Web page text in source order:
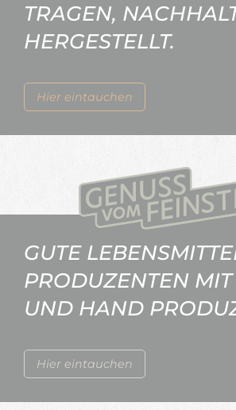
Hier eintauchen
TRAGEN,
HERGESTELLT.
Hier eintauchen
GUTE
PRODUZENTEN
UND HAND